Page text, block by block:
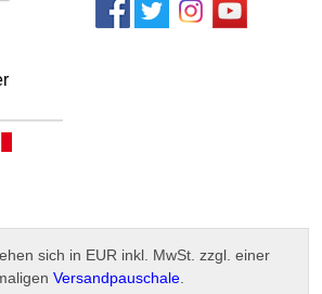
sich in EUR inkl. MwSt. zzgl. einer
Versandpauschale